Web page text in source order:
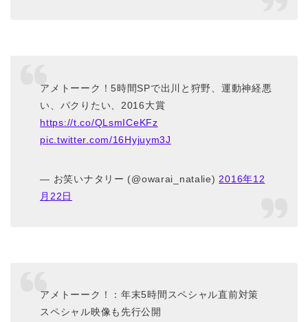
アメトーーク！5時間SPで出川と狩野、運動神経悪
い、パクりたい、2016大賞
https://t.co/QLsmICeKFz
pic.twitter.com/16Hyjuym3J
— お笑いナタリー (@owarai_natalie) 2016年12
月22日
アメトーーク！：年末5時間スペシャル直前対策
スペシャル映像も先行公開